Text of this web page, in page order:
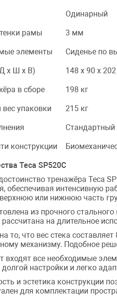
Одинарный
рамы 3 мм
элементы Сиденье по
x Ш x В) 148 х 90 х
в сборе 198 кг
упаковки 215 кг
Стандартный
конструкции
Teca SP520C
тренажёра Teca
обеспечивая интенсивную
или нижнюю часть
из прочного
на длительное
то, что вес стека
механизму. Подобное
входят все необходимые
долгой настройки и легко
и эстетика конструкции
для комплектации